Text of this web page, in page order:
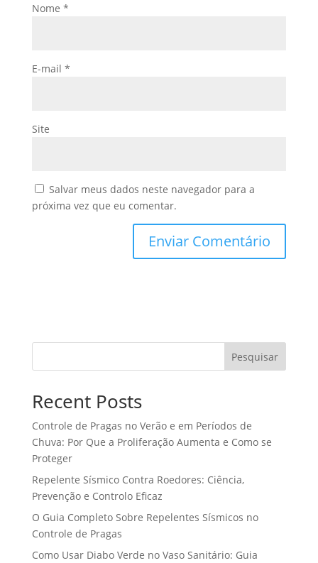
Nome *
E-mail *
Site
Salvar meus dados neste navegador para a
próxima vez que eu comentar.
Pesquisar
Recent Posts
Controle de Pragas no Verão e em Períodos de
Chuva: Por Que a Proliferação Aumenta e Como se
Proteger
Repelente Sísmico Contra Roedores: Ciência,
Prevenção e Controlo Eficaz
O Guia Completo Sobre Repelentes Sísmicos no
Controle de Pragas
Como Usar Diabo Verde no Vaso Sanitário: Guia